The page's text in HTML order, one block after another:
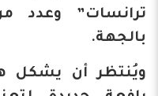
ترانسات” وعدد
بالجهة.
ويُنتظر أن يشكل